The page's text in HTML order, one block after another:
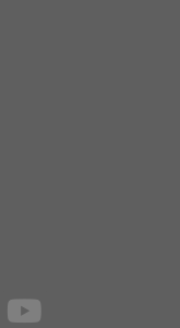
Y